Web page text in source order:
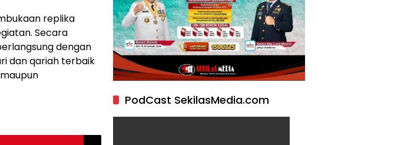
replika
Secara
dengan
dan qariah terbaik
PodCast SekilasMedia.com